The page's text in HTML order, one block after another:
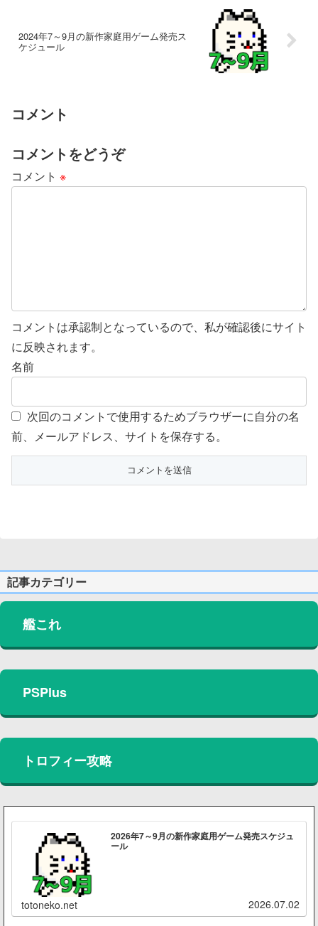
2024年7～9月の新作家庭用ゲーム発売ス
ケジュール
コメント
コメントをどうぞ
コメント ※
コメントは承認制となっているので、私が確認後にサイト
に反映されます。
名前
次回のコメントで使用するためブラウザーに自分の名
前、メールアドレス、サイトを保存する。
記事カテゴリー
艦これ
PSPlus
トロフィー攻略
2026年7～9月の新作家庭用ゲーム発売スケジュ
ール
totoneko.net 2026.07.02